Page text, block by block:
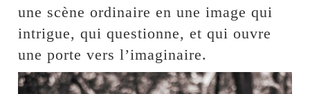
une scène ordinaire en une image qui
intrigue, qui questionne, et qui ouvre
une porte vers l’imaginaire.